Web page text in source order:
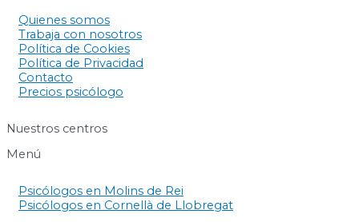
Quienes somos
Trabaja con nosotros
Política de Cookies
Política de Privacidad
Contacto
Precios psicólogo
Nuestros centros
Menú
Psicólogos en Molins de Rei
Psicólogos en Cornellà de Llobregat